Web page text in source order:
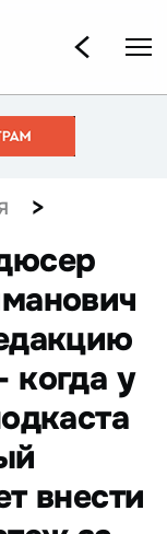
>
у
внести